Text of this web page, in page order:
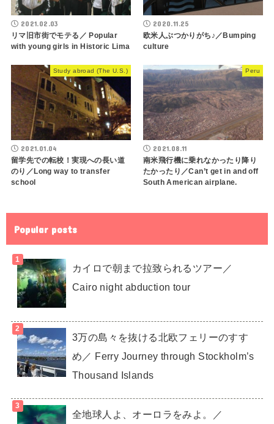
2021.02.03
リマ旧市街でモテる／ Popular
with young girls in Historic Lima
2020.11.25
欧米人ぶつかりがち♪／Bumping
culture
Study abroad (The U.S.)
2021.01.04
留学先での転校！実現への長い道
のり／Long way to transfer
school
Peru
2021.08.11
南米飛行機に乗れなかったり降り
たかったり／Can’t get in and off
South American airplane.
Popular posts
カイロで朝まで拉致られるツアー／
Cairo night abduction tour
3万の島々を抜ける北欧フェリーのすす
め／ Ferry Journey through Stockholm’s
Thousand Islands
全地球人よ、オーロラをみよ。／